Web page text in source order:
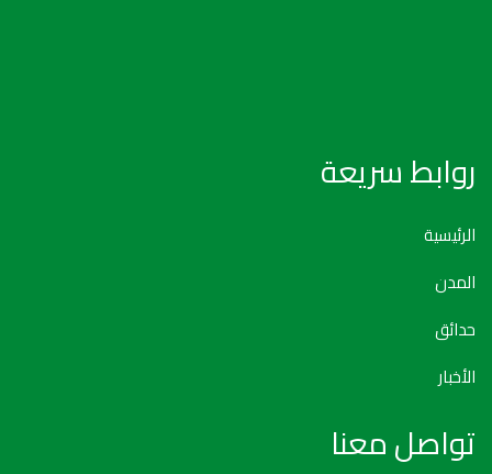
روابط سريعة
الرئيسية
المدن
حدائق
الأخبار
تواصل معنا